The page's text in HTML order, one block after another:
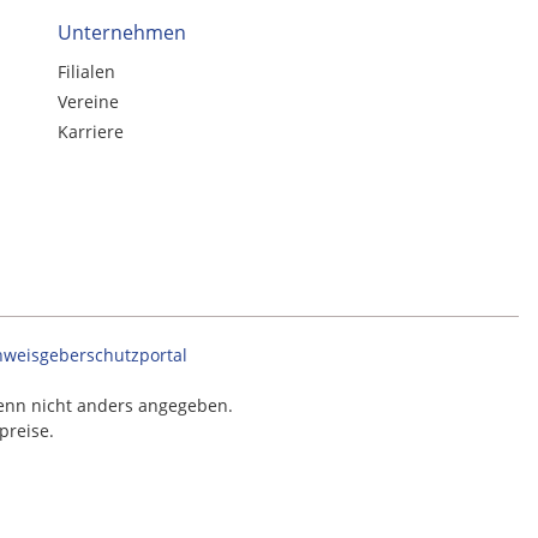
Unternehmen
Filialen
Vereine
Karriere
nicht anders angegeben.